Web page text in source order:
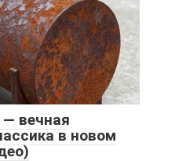
вечная
в новом